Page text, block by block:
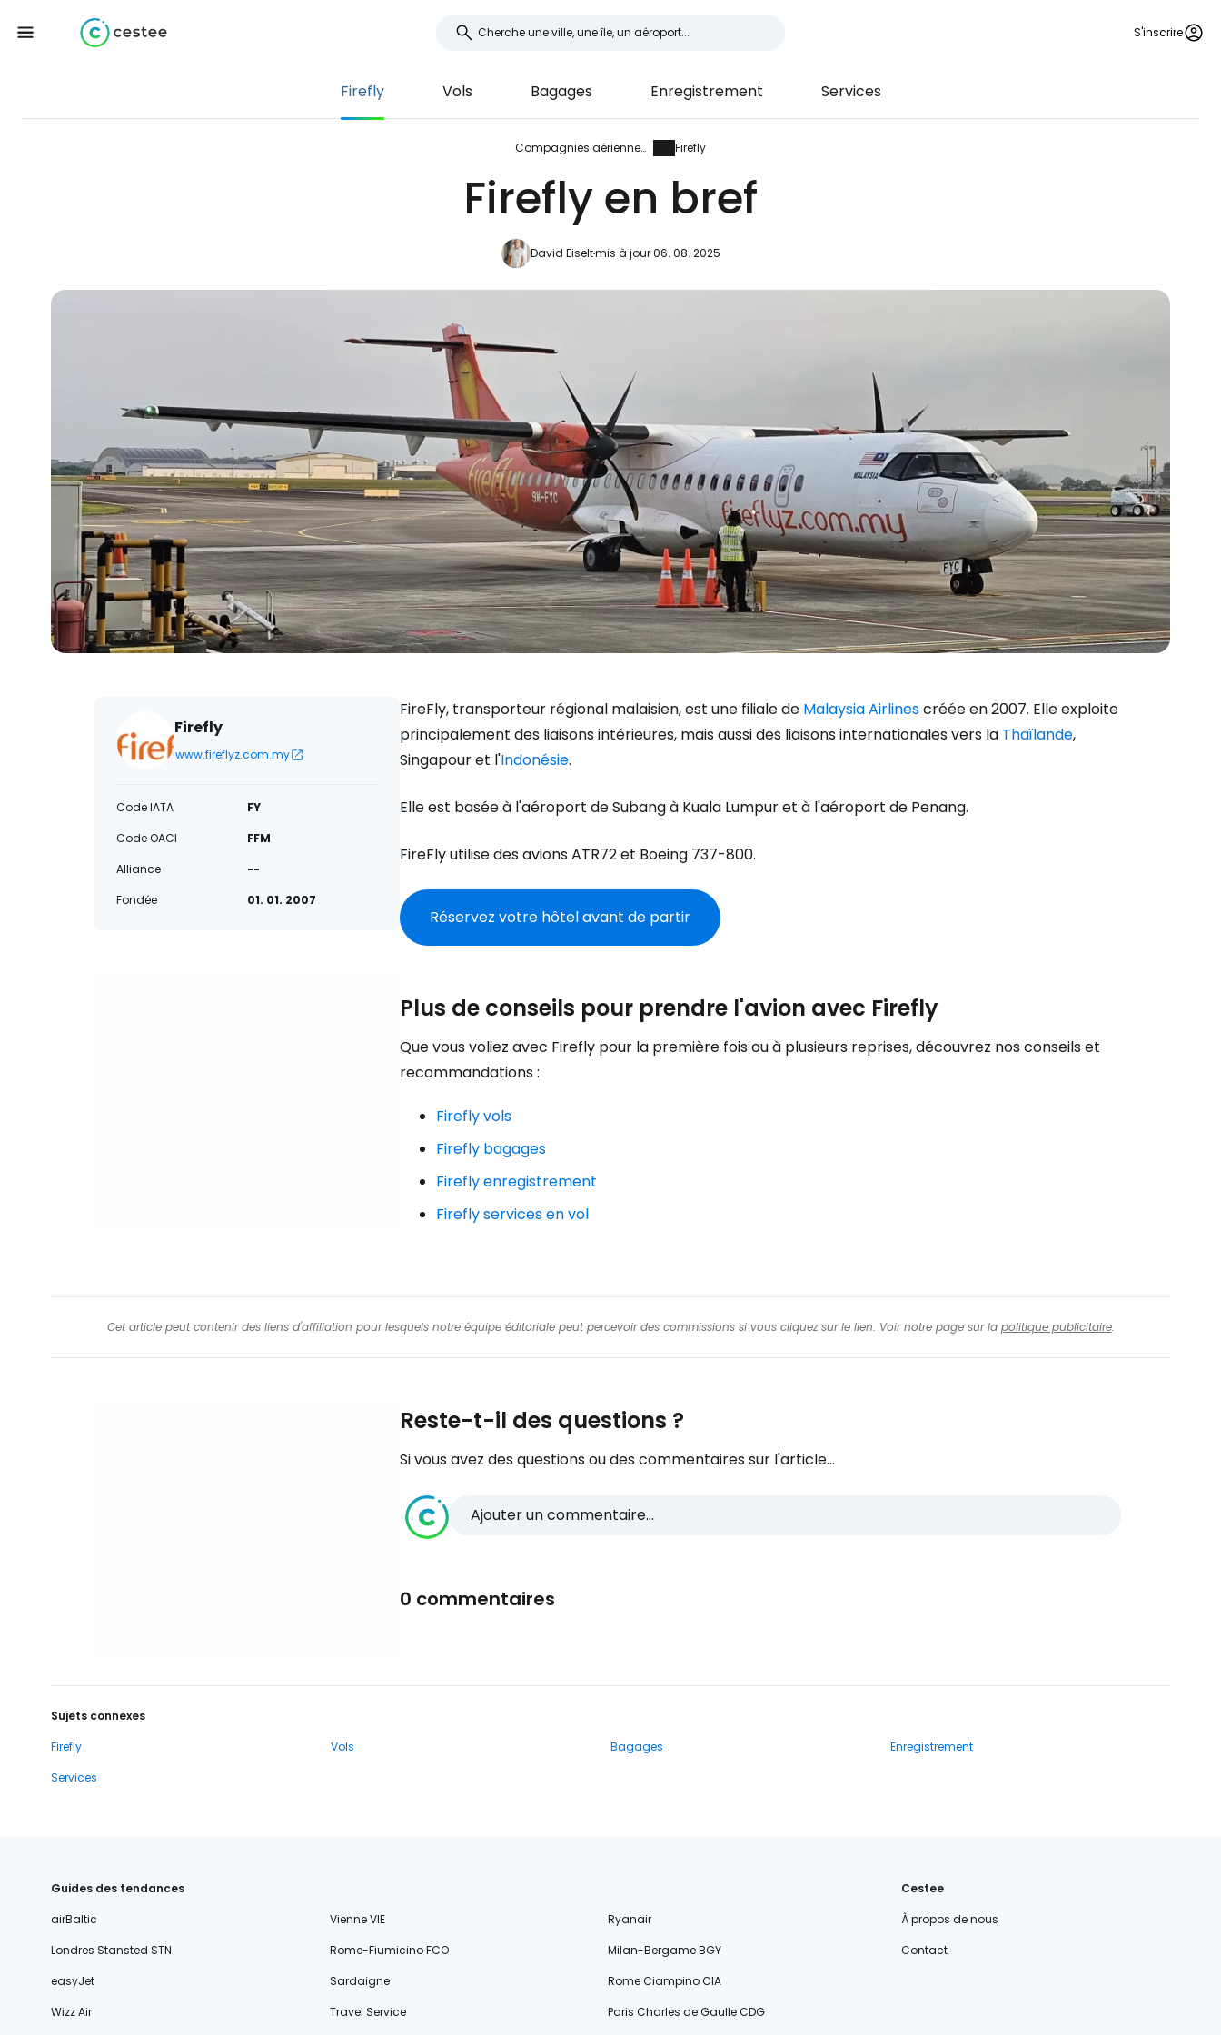
S'inscrire
Firefly Vols Bagages Enregistrement Services
Compagnies aériennes Firefly
Firefly en bref
David Eiseltmis à jour 06. 08. 2025
Firefly
www.fireflyz.com.my
Code IATA
FY
Code OACI
FFM
Alliance
--
Fondée
01. 01. 2007
FireFly, transporteur régional malaisien, est une filiale de Malaysia Airlinescréée en 2007. Elle exploite
principalement des liaisons intérieures, mais aussi des liaisons internationales vers la Thaïlande,
Singapour et l'Indonésie.
Elle est basée à l'aéroport de Subang à Kuala Lumpur et à l'aéroport de Penang.
FireFly utilise des avions ATR72 et Boeing 737-800.
Réservez votre hôtel avant de partir
Plus de conseils pour prendre l'avion avec Firefly
Que vous voliez avec Firefly pour la première fois ou à plusieurs reprises, découvrez nos conseils et
recommandations :
Firefly vols
Firefly bagages
Firefly enregistrement
Firefly services en vol
Cet article peut contenir des liens d'affiliation pour lesquels notre équipe éditoriale peut percevoir des commissions si vous cliquez sur le lien. Voir notre page sur la politique publicitaire.
Reste-t-il des questions ?
Si vous avez des questions ou des commentaires sur l'article...
Ajouter un commentaire...
0 commentaires
Sujets connexes
Firefly
Vols Bagages
Enregistrement
Services
Guides des tendances
airBaltic
Vienne VIE
Ryanair
Londres Stansted STN
Rome-Fiumicino FCO
Milan-Bergame BGY
easyJet
Sardaigne
Rome Ciampino CIA
Wizz Air
Travel Service Paris Charles de Gaulle CDG
Cestee
À propos de nous
Contact
Se connecter à Cestee
Poursuivre avec le courrier électronique